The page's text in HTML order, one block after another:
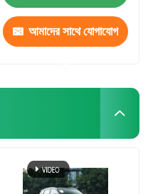
আমাদের সাথে যোগাযোগ